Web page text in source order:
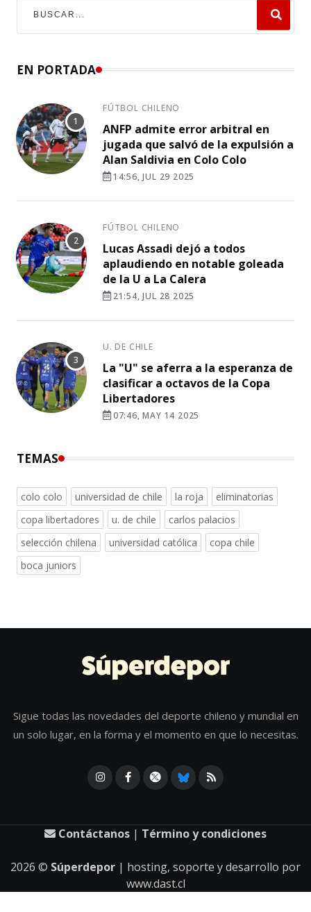
EN PORTADA
FÚTBOL CHILENO
ANFP admite error arbitral en
jugada que salvó de la expulsión a
Alan Saldivia en Colo Colo
14:56, JUL 29 2025
FÚTBOL CHILENO
Lucas Assadi dejó a todos
aplaudiendo en notable goleada
de la U a La Calera
21:54, JUL 28 2025
U. DE CHILE
La "U" se aferra a la esperanza de
clasificar a octavos de la Copa
Libertadores
07:46, MAY 14 2025
TEMAS
colo colo universidad de chile la roja
eliminatorias
copa libertadores
u. de chile
carlos palacios
selección chilena
universidad católica
copa chile
boca juniors
Sigue todas las novedades del deporte chileno y mundial en
un solo lugar, en la forma y el momento en que lo necesitas.
Contáctanos | Término y condiciones
2026 © Súperdepor | hosting, soporte y desarrollo por
www.dast.cl